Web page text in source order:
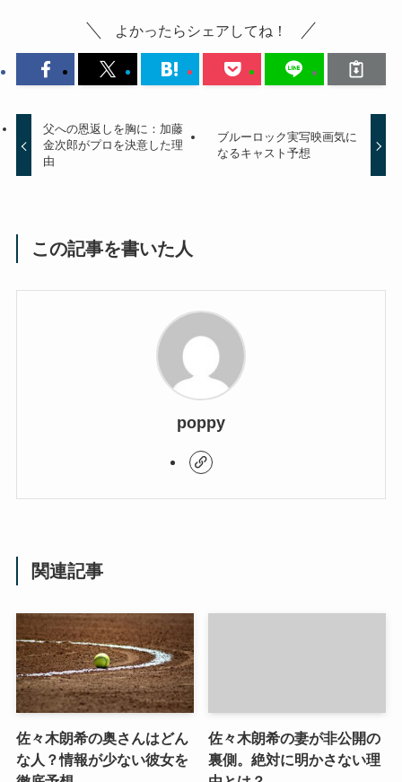
よかったらシェアしてね！
父への恩返しを胸に：加藤
金次郎がプロを決意した理
由
ブルーロック実写映画気に
なるキャスト予想
この記事を書いた人
poppy
関連記事
佐々木朗希の奥さんはどん
な人？情報が少ない彼女を
佐々木朗希の妻が非公開の
裏側。絶対に明かさない理